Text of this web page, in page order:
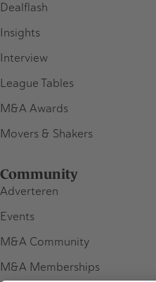
Dealflash
Insights
Interview
League Tables
M&A Awards
Movers & Shakers
Community
Adverteren
Events
M&A Community
M&A Memberships